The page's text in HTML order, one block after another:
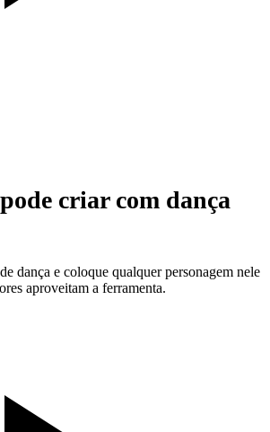
criar com dança
dança e coloque qualquer personagem nele
aproveitam a ferramenta.